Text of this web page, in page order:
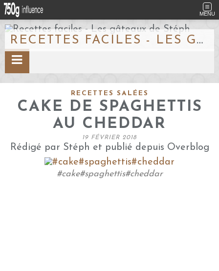
MENU
RECETTES FACILES - LES GÂTEAUX DE STÉPH
RECETTES SALÉES
CAKE DE SPAGHETTIS
AU CHEDDAR
19 FÉVRIER 2018
Rédigé par Stéph et publié depuis Overblog
#cake#spaghettis#cheddar